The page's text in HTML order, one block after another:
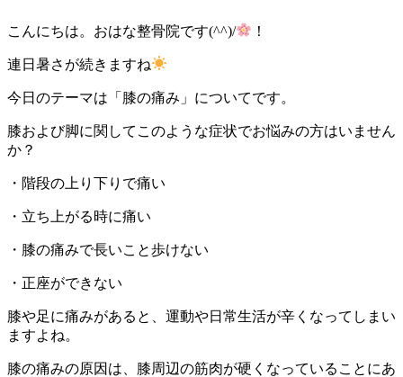
こんにちは。おはな整骨院です(^^)/ ！
連日暑さが続きますね
今日のテーマは「膝の痛み」についてです。
膝および脚に関してこのような症状でお悩みの方はいません
か？
・階段の上り下りで痛い
・立ち上がる時に痛い
・膝の痛みで長いこと歩けない
・正座ができない
膝や足に痛みがあると、運動や日常生活が辛くなってしまい
ますよね。
膝の痛みの原因は、膝周辺の筋肉が硬くなっていることにあ